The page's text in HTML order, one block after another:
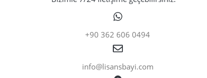
+90 362 606 0494
info@lisansbayi.com